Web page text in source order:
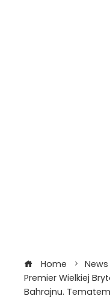
Home
News
Premier Wielkiej
Bahrajnu.